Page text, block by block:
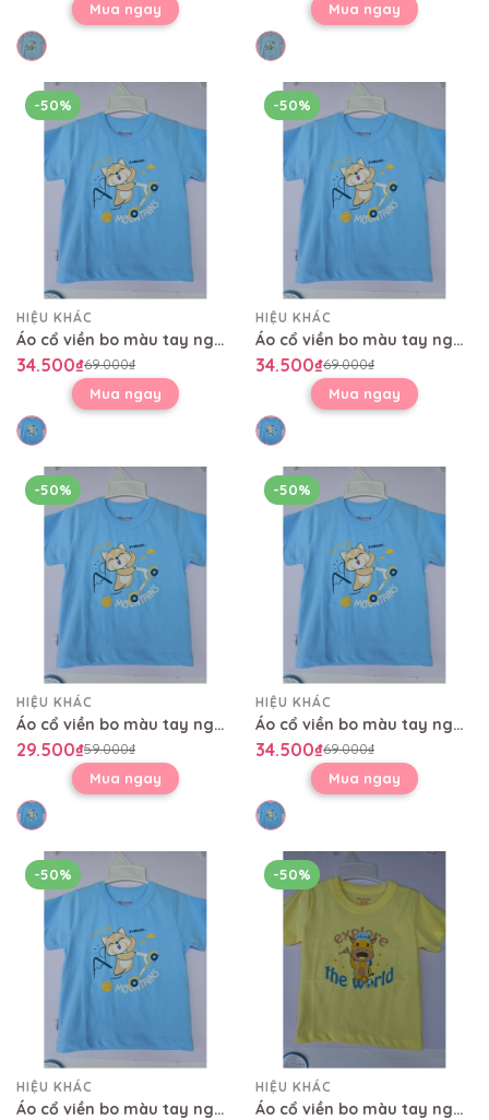
Mua ngay Mua ngay
-50%
HIỆU KHÁC
Áo cổ viền bo màu tay ngắn AL0479
34.500₫69.000₫
Mua ngay
-50%
HIỆU KHÁC
Áo cổ viền bo màu tay ngắn AL0479
34.500₫69.000₫
Mua ngay
-50%
HIỆU KHÁC
Áo cổ viền bo màu tay ngắn AL0479
29.500₫59.000₫
Mua ngay
-50%
HIỆU KHÁC
Áo cổ viền bo màu tay ngắn AL0479
34.500₫69.000₫
Mua ngay
-50%
HIỆU KHÁC
Áo cổ viền bo màu tay ngắn AL0479
-50%
HIỆU KHÁC
Áo cổ viền bo màu tay ngắn AL0479